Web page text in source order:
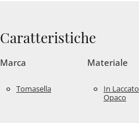
Caratteristiche
Marca
Tomasella
Materiale
In Laccato
Opaco